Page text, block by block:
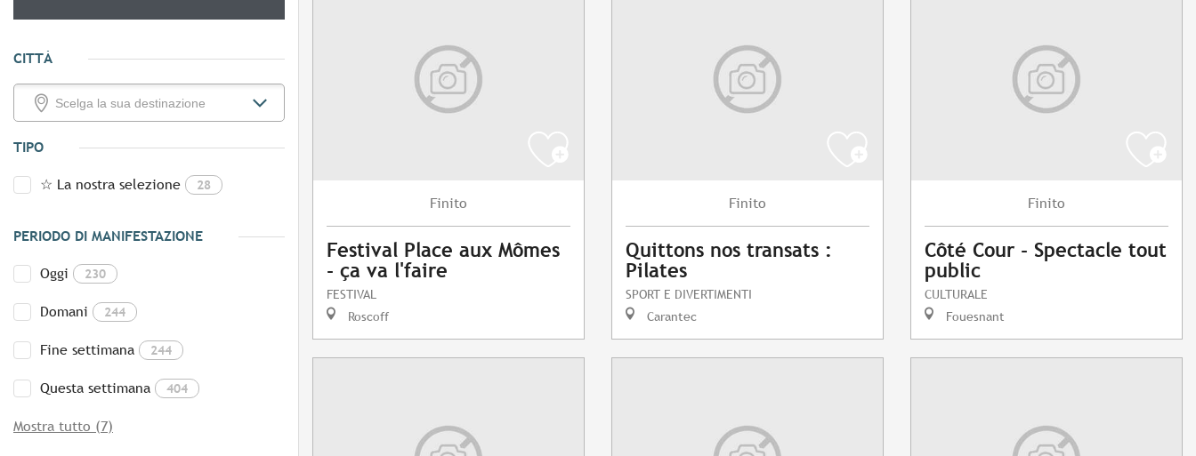
CITTÀ
TIPO
☆ La nostra selezione 28
PERIODO DI MANIFESTAZIONE
Oggi 230
Domani 244
Fine settimana 244
Questa settimana 404
Mostra tutto (7)
Finito
Festival Place aux Mômes
- ça va l'faire
FESTIVAL
Roscoff
Finito
Quittons nos transats :
Pilates
SPORT E DIVERTIMENTI
Carantec
Finito
Côté Cour - Spectacle tout
public
CULTURALE
Fouesnant